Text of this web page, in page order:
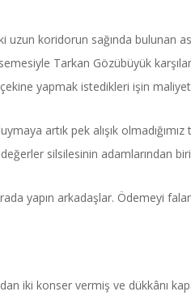
uzun koridorun sağında bulunan
Tarkan Gözübüyük
yapmak istedikleri işin
artık pek alışık
silsilesinin adamlarından
yapın arkadaşlar. Ödemeyi
iki konser vermiş ve dükkânı
Haftanın